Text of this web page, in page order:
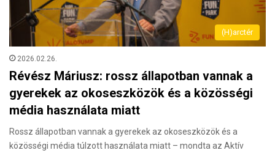
(H)arctér
2026.02.26.
Révész Máriusz: rossz állapotban vannak a
gyerekek az okoseszközök és a közösségi
média használata miatt
Rossz állapotban vannak a gyerekek az okoseszközök és a
közösségi média túlzott használata miatt – mondta az Aktív